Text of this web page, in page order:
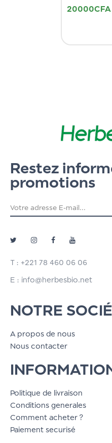
20000CFA
Restez
promotions
T : +221 78 460 06 06
E : info@herbesbio.net
NOTRE
A propos de nous
Nous contacter
Politique de livraison
Conditions generales
Comment acheter ?
Paiement securisé